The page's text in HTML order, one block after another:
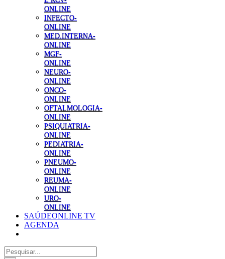
ONLINE
INFECTO-
ONLINE
MED.INTERNA-
ONLINE
MGF-
ONLINE
NEURO-
ONLINE
ONCO-
ONLINE
OFTALMOLOGIA-
ONLINE
PSIQUIATRIA-
ONLINE
PEDIATRIA-
ONLINE
PNEUMO-
ONLINE
REUMA-
ONLINE
URO-
ONLINE
SAÚDEONLINE TV
AGENDA
Pesquisar